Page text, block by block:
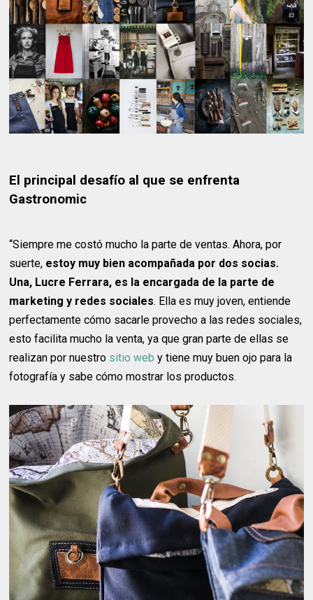
El principal desafío al que se enfrenta
Gastronomic
“Siempre me costó mucho la parte de ventas. Ahora, por
suerte, estoy muy bien acompañada por dos socias.
Una, Lucre Ferrara, es la encargada de la parte de
marketing y redes sociales. Ella es muy joven, entiende
perfectamente cómo sacarle provecho a las redes sociales,
esto facilita mucho la venta, ya que gran parte de ellas se
realizan por nuestro sitio web y tiene muy buen ojo para la
fotografía y sabe cómo mostrar los productos.